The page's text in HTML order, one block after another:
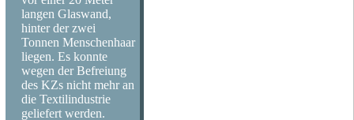
langen Glaswand,
hinter der zwei
Tonnen Menschenhaar
liegen. Es konnte
wegen der Befreiung
des KZs nicht mehr an
die Textilindustrie
geliefert werden.